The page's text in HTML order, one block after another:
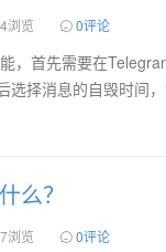
浏览 0评论
，首先需要在
选择消息的自毁时间
么？
浏览 0评论